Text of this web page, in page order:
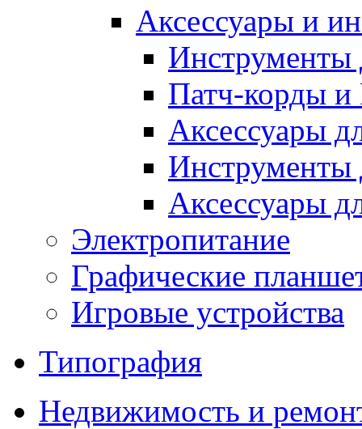
Аксессуары и
Инструменты
Патч-корды и
Аксессуары
Инструменты
Аксессуары
Электропитание
Графические
Игровые устройства
Типография
Недвижимость и